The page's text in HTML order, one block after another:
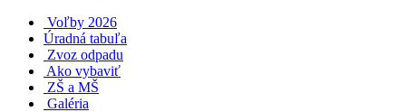
Voľby 2026
Úradná tabuľa
Zvoz odpadu
Ako vybaviť
ZŠ a MŠ
Galéria